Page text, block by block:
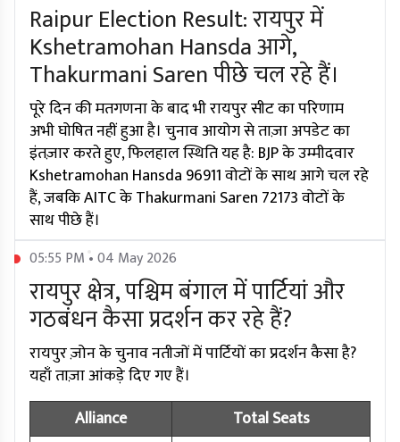
Raipur Election Result: रायपुर में
Kshetramohan Hansda आगे,
Thakurmani Saren पीछे चल रहे हैं।
पूरे दिन की मतगणना के बाद भी रायपुर सीट का परिणाम
अभी घोषित नहीं हुआ है। चुनाव आयोग से ताज़ा अपडेट का
इंतज़ार करते हुए, फिलहाल स्थिति यह है: BJP के उम्मीदवार
Kshetramohan Hansda 96911 वोटों के साथ आगे चल रहे
हैं, जबकि AITC के Thakurmani Saren 72173 वोटों के
साथ पीछे हैं।
05:55 PM • 04 May 2026
रायपुर क्षेत्र, पश्चिम बंगाल में पार्टियां और
गठबंधन कैसा प्रदर्शन कर रहे हैं?
रायपुर ज़ोन के चुनाव नतीजों में पार्टियों का प्रदर्शन कैसा है?
यहाँ ताज़ा आंकड़े दिए गए हैं।
Alliance
Total Seats